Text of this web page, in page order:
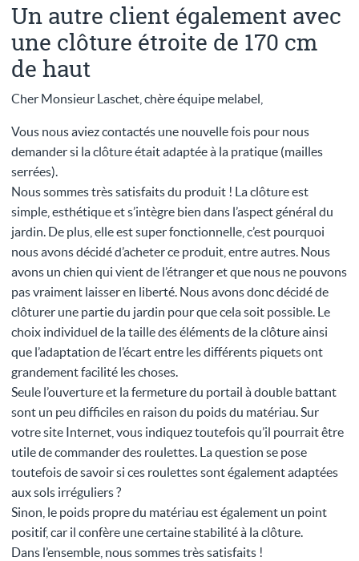
Un autre client également avec
une clôture étroite de 170 cm
de haut
Cher Monsieur Laschet, chère équipe melabel,
Vous nous aviez contactés une nouvelle fois pour nous
demander si la clôture était adaptée à la pratique (mailles
serrées).
Nous sommes très satisfaits du produit ! La clôture est
simple, esthétique et s’intègre bien dans l’aspect général du
jardin. De plus, elle est super fonctionnelle, c’est pourquoi
nous avons décidé d’acheter ce produit, entre autres. Nous
avons un chien qui vient de l’étranger et que nous ne pouvons
pas vraiment laisser en liberté. Nous avons donc décidé de
clôturer une partie du jardin pour que cela soit possible. Le
choix individuel de la taille des éléments de la clôture ainsi
que l’adaptation de l’écart entre les différents piquets ont
grandement facilité les choses.
Seule l’ouverture et la fermeture du portail à double battant
sont un peu difficiles en raison du poids du matériau. Sur
votre site Internet, vous indiquez toutefois qu’il pourrait être
utile de commander des roulettes. La question se pose
toutefois de savoir si ces roulettes sont également adaptées
aux sols irréguliers ?
Sinon, le poids propre du matériau est également un point
positif, car il confère une certaine stabilité à la clôture.
Dans l’ensemble, nous sommes très satisfaits !